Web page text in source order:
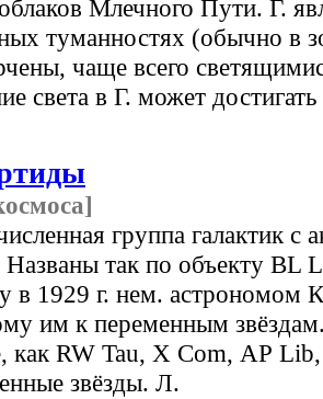
Млечного Пути. Г.
туманностях (обычно в
чаще всего
света в Г. может достигать
группа галактик
Названы так по объекту
в 1929 г. нем. астрономом
им к переменным
как RW Tau, X Com, АР
звёзды. Л.